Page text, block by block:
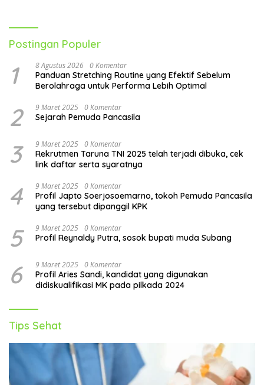
Postingan Populer
1 8 Agustus 2026 0 Komentar
Panduan Stretching Routine yang Efektif Sebelum
Berolahraga untuk Performa Lebih Optimal
2 9 Maret 2025 0 Komentar
Sejarah Pemuda Pancasila
3 9 Maret 2025 0 Komentar
Rekrutmen Taruna TNI 2025 telah terjadi dibuka, cek
link daftar serta syaratnya
4 9 Maret 2025 0 Komentar
Profil Japto Soerjosoemarno, tokoh Pemuda Pancasila
yang tersebut dipanggil KPK
5 9 Maret 2025 0 Komentar
Profil Reynaldy Putra, sosok bupati muda Subang
6 9 Maret 2025 0 Komentar
Profil Aries Sandi, kandidat yang digunakan
didiskualifikasi MK pada pilkada 2024
Tips Sehat